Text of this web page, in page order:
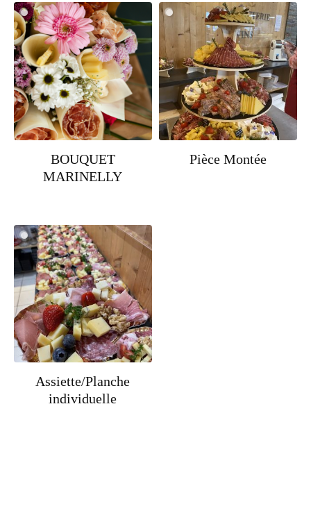
plus
ancien
BOUQUET
MARINELLY
Pièce Montée
Assiette/Planche
individuelle